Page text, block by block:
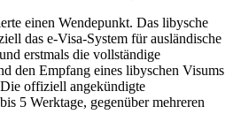
einen Wendepunkt. Das libysche
das e-Visa-System für ausländische
erstmals die vollständige
den Empfang eines libyschen Visums
offiziell angekündigte
5 Werktage, gegenüber mehreren